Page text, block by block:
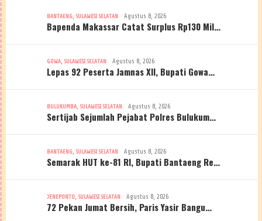
BANTAENG, SULAWESI SELATAN Agustus 8, 2026
Bapenda Makassar Catat Surplus Rp130 Mil…
GOWA, SULAWESI SELATAN Agustus 8, 2026
Lepas 92 Peserta Jamnas XII, Bupati Gowa…
BULUKUMBA, SULAWESI SELATAN Agustus 8, 2026
Sertijab Sejumlah Pejabat Polres Bulukum…
BANTAENG, SULAWESI SELATAN Agustus 8, 2026
Semarak HUT ke-81 RI, Bupati Bantaeng Re…
JENEPONTO, SULAWESI SELATAN Agustus 8, 2026
72 Pekan Jumat Bersih, Paris Yasir Bangu…